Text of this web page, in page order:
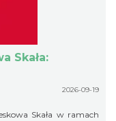
Skała:
2026-09-19
Skała w ramach